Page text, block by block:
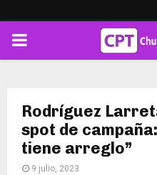
PRIMARY
Rodríguez
spot de
tiene arreglo”
9 julio, 2023